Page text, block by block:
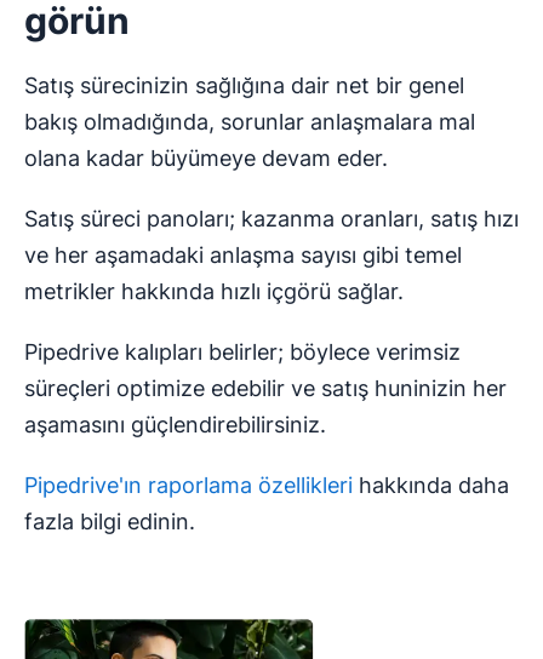
görün
Satış sürecinizin sağlığına dair net bir genel
bakış olmadığında, sorunlar anlaşmalara mal
olana kadar büyümeye devam eder.
Satış süreci panoları; kazanma oranları, satış hızı
ve her aşamadaki anlaşma sayısı gibi temel
metrikler hakkında hızlı içgörü sağlar.
Pipedrive kalıpları belirler; böylece verimsiz
süreçleri optimize edebilir ve satış huninizin her
aşamasını güçlendirebilirsiniz.
Pipedrive'ın raporlama özellikleri hakkında daha
fazla bilgi edinin.